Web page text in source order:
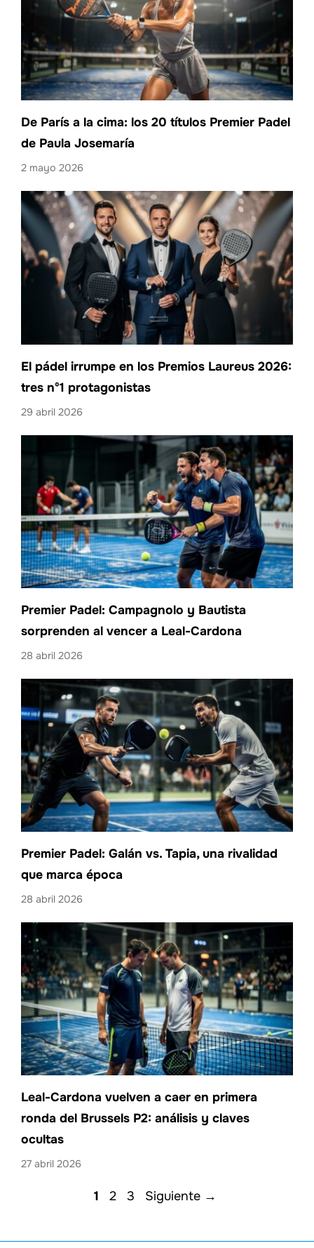
De París a la cima: los 20 títulos Premier Padel
de Paula Josemaría
2 mayo 2026
El pádel irrumpe en los Premios Laureus 2026:
tres nº1 protagonistas
29 abril 2026
Premier Padel: Campagnolo y Bautista
sorprenden al vencer a Leal-Cardona
28 abril 2026
Premier Padel: Galán vs. Tapia, una rivalidad
que marca época
28 abril 2026
Leal-Cardona vuelven a caer en primera
ronda del Brussels P2: análisis y claves
ocultas
27 abril 2026
Página
1 Página
2 Página
3 Siguiente →